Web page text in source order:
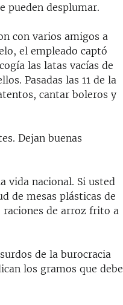
pueden desplumar.
con varios amigos a
el empleado captó
las latas vacías de
Pasadas las 11 de la
cantar boleros y
Dejan buenas
vida nacional. Si usted
de mesas plásticas de
raciones de arroz frito a
de la burocracia
los gramos que debe